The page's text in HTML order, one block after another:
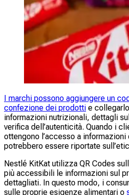
I marchi possono aggiungere un
confezione dei prodotti e
informazioni nutrizionali, dettagli
verifica dell’autenticità. Quando i
ottengono l’accesso a
potrebbero essere riportate
Nestlé KitKat utilizza QR Codes
più accessibili le informazioni sul
dettagliati. In questo modo, i
sulle proprie esigenze alimentari o